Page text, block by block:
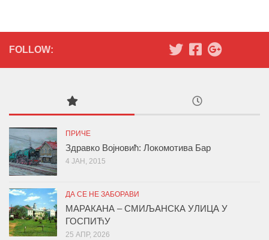
FOLLOW:
ПРИЧЕ
Здравко Војновић: Локомотива Бар
4 ЈАН, 2015
ДА СЕ НЕ ЗАБОРАВИ
МАРАКАНА – СМИЉАНСКА УЛИЦА У
ГОСПИЋУ
25 АПР, 2026